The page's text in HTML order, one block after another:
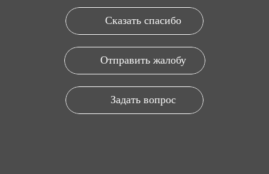
Сказать спасибо
Отправить жалобу
Задать вопрос